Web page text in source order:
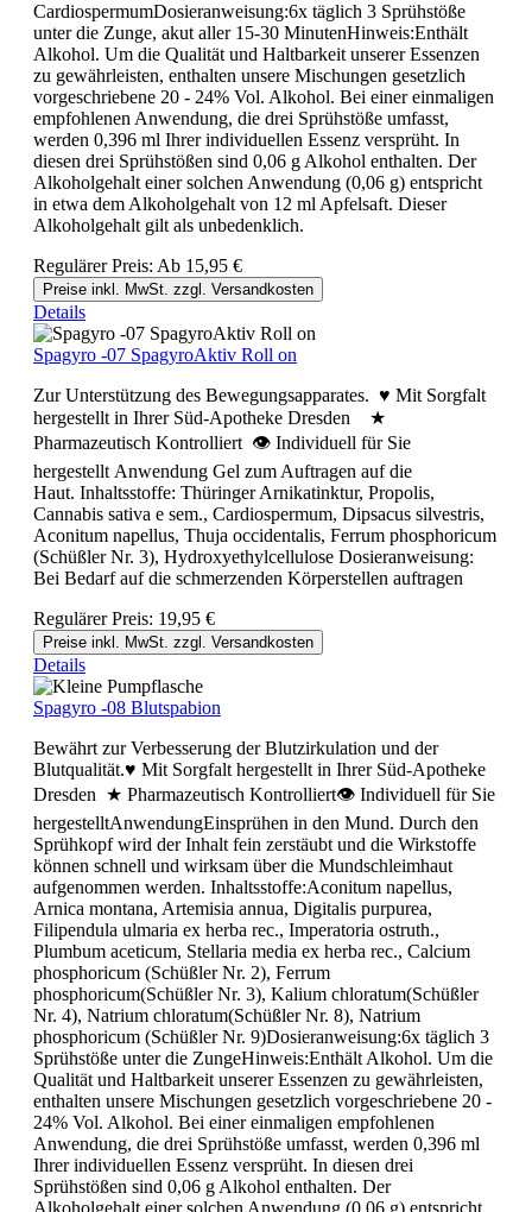
CardiospermumDosieranweisung:6x täglich 3 Sprühstöße
unter die Zunge, akut aller 15-30 MinutenHinweis:Enthält
Alkohol. Um die Qualität und Haltbarkeit unserer Essenzen
zu gewährleisten, enthalten unsere Mischungen gesetzlich
vorgeschriebene 20 - 24% Vol. Alkohol. Bei einer einmaligen
empfohlenen Anwendung, die drei Sprühstöße umfasst,
werden 0,396 ml Ihrer individuellen Essenz versprüht. In
diesen drei Sprühstößen sind 0,06 g Alkohol enthalten. Der
Alkoholgehalt einer solchen Anwendung (0,06 g) entspricht
in etwa dem Alkoholgehalt von 12 ml Apfelsaft. Dieser
Alkoholgehalt gilt als unbedenklich.
Regulärer Preis: Ab 15,95 €
Preise inkl. MwSt. zzgl. Versandkosten
Details
Spagyro -07 SpagyroAktiv Roll on
Zur Unterstützung des Bewegungsapparates. ♥ Mit Sorgfalt
hergestellt in Ihrer Süd-Apotheke Dresden ★
Pharmazeutisch Kontrolliert 👁 Individuell für Sie
hergestellt Anwendung Gel zum Auftragen auf die
Haut. Inhaltsstoffe: Thüringer Arnikatinktur, Propolis,
Cannabis sativa e sem., Cardiospermum, Dipsacus silvestris,
Aconitum napellus, Thuja occidentalis, Ferrum phosphoricum
(Schüßler Nr. 3), Hydroxyethylcellulose Dosieranweisung:
Bei Bedarf auf die schmerzenden Körperstellen auftragen
Regulärer Preis: 19,95 €
Preise inkl. MwSt. zzgl. Versandkosten
Details
Spagyro -08 Blutspabion
Bewährt zur Verbesserung der Blutzirkulation und der
Blutqualität.♥ Mit Sorgfalt hergestellt in Ihrer Süd-Apotheke
Dresden ★ Pharmazeutisch Kontrolliert👁 Individuell für Sie
hergestelltAnwendungEinsprühen in den Mund. Durch den
Sprühkopf wird der Inhalt fein zerstäubt und die Wirkstoffe
können schnell und wirksam über die Mundschleimhaut
aufgenommen werden. Inhaltsstoffe:Aconitum napellus,
Arnica montana, Artemisia annua, Digitalis purpurea,
Filipendula ulmaria ex herba rec., Imperatoria ostruth.,
Plumbum aceticum, Stellaria media ex herba rec., Calcium
phosphoricum (Schüßler Nr. 2), Ferrum
phosphoricum(Schüßler Nr. 3), Kalium chloratum(Schüßler
Nr. 4), Natrium chloratum(Schüßler Nr. 8), Natrium
phosphoricum (Schüßler Nr. 9)Dosieranweisung:6x täglich 3
Sprühstöße unter die ZungeHinweis:Enthält Alkohol. Um die
Qualität und Haltbarkeit unserer Essenzen zu gewährleisten,
enthalten unsere Mischungen gesetzlich vorgeschriebene 20 -
24% Vol. Alkohol. Bei einer einmaligen empfohlenen
Anwendung, die drei Sprühstöße umfasst, werden 0,396 ml
Ihrer individuellen Essenz versprüht. In diesen drei
Sprühstößen sind 0,06 g Alkohol enthalten. Der
Alkoholgehalt einer solchen Anwendung (0,06 g) entspricht